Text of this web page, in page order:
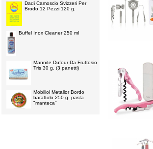
Dadi Camoscio Svizzeri Per
Brodo 12 Pezzi 120 g.
Buffel Inox Cleaner 250 ml
Mannite Dufour Da Fruttosio
Tris 30 g. (3 panetti)
Mobiliol Metallor Bordo
barattolo 250 g. pasta
"manteca"